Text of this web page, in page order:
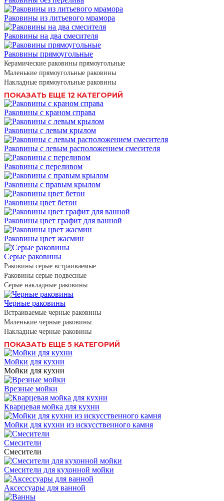
Раковины из литьевого мрамора
Раковины на два смесителя
Раковины прямоугольные
Керамические раковины прямоугольные
Маленькие прямоугольные раковины
Накладные прямоугольные раковины
ПОКАЗАТЬ ЕЩЕ 12 КАТЕГОРИЙ
Раковины с краном справа
Раковины с левым крылом
Раковины с левым расположением смесителя
Раковины с переливом
Раковины с правым крылом
Раковины цвет бетон
Раковины цвет графит для ванной
Раковины цвет жасмин
Серые раковины
Раковины серые встраиваемые
Раковины серые подвесные
Серые накладные раковины
Черные раковины
Встраиваемые черные раковины
Маленькие черные раковины
Накладные черные раковины
ПОКАЗАТЬ ЕЩЕ 5 КАТЕГОРИЙ
Мойки для кухни
Мойки для кухни
Врезные мойки
Кварцевая мойка для кухни
Мойки для кухни из искусственного камня
Смесители
Смесители
Смесители для кухонной мойки
Аксессуары для ванной